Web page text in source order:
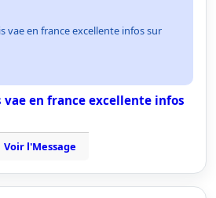
vae en france excellente infos sur
en france excellente infos
Voir l'Message